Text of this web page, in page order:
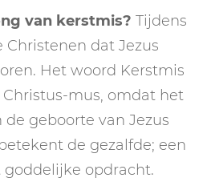
van kerstmis? Tijdens
Christenen dat Jezus
Het woord Kerstmis
mus, omdat het
geboorte van Jezus
de gezalfde; een
opdracht.